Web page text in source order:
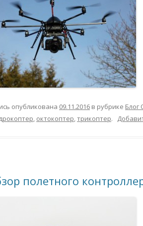
опубликована 09.11.2016 в рубрике Блог
, октокоптер,трикоптер.
полетного